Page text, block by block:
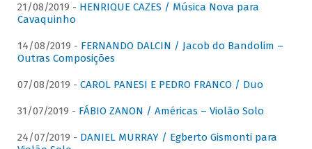
21/08/2019 - HENRIQUE CAZES / Música Nova para
Cavaquinho
14/08/2019 - FERNANDO DALCIN / Jacob do Bandolim –
Outras Composições
07/08/2019 - CAROL PANESI E PEDRO FRANCO / Duo
31/07/2019 - FÁBIO ZANON / Américas – Violão Solo
24/07/2019 - DANIEL MURRAY / Egberto Gismonti para